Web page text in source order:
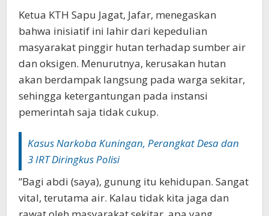
‎‎Ketua KTH Sapu Jagat, Jafar, menegaskan
bahwa inisiatif ini lahir dari kepedulian
masyarakat pinggir hutan terhadap sumber air
dan oksigen. Menurutnya, kerusakan hutan
akan berdampak langsung pada warga sekitar,
sehingga ketergantungan pada instansi
pemerintah saja tidak cukup.
Kasus Narkoba Kuningan, Perangkat Desa dan
3 IRT Diringkus Polisi
‎‎”Bagi abdi (saya), gunung itu kehidupan. Sangat
vital, terutama air. Kalau tidak kita jaga dan